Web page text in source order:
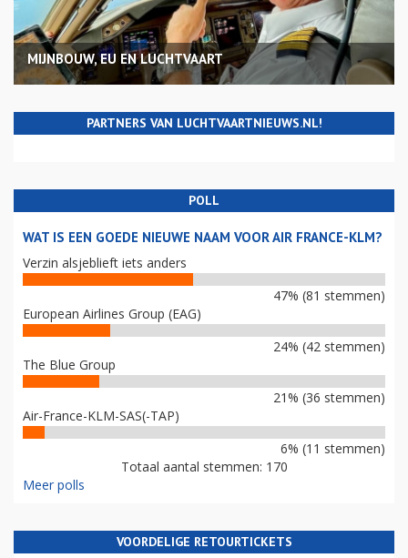
MIJNBOUW, EU EN LUCHTVAART
PARTNERS VAN LUCHTVAARTNIEUWS.NL!
POLL
WAT IS EEN GOEDE NIEUWE NAAM VOOR AIR FRANCE-KLM?
Verzin alsjeblieft iets anders
47% (81 stemmen)
European Airlines Group (EAG)
24% (42 stemmen)
The Blue Group
21% (36 stemmen)
Air-France-KLM-SAS(-TAP)
6% (11 stemmen)
Totaal aantal stemmen: 170
Meer polls
VOORDELIGE RETOURTICKETS